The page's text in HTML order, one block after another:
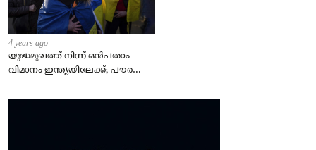
4 years ago
യുദ്ധമുഖത്ത് നിന്ന് ഒൻപതാം
വിമാനം ഇന്ത്യയിലേക്ക്; പൗരന്മാർ
– കേന്ദ്രം